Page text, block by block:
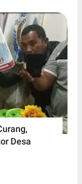
Desa